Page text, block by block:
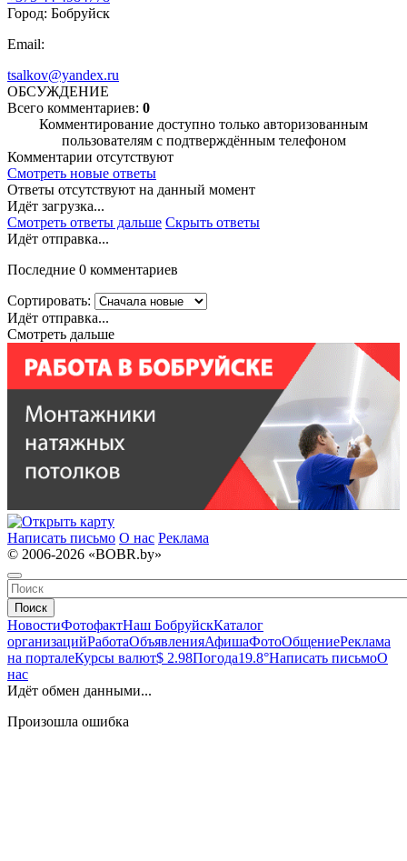
Город: Бобруйск
Email:
tsalkov@yandex.ru
ОБСУЖДЕНИЕ
Всего комментариев: 0
Комментирование доступно только авторизованным
пользователям с подтверждённым телефоном
Комментарии отсутствуют
Смотреть новые ответы
Ответы отсутствуют на данный момент
Идёт загрузка...
Смотреть ответы дальше Скрыть ответы
Идёт отправка...
Последние 0 комментариев
Сортировать:
Идёт отправка...
Смотреть дальше
Написать письмо О нас Реклама
© 2006-2026 «BOBR.by»
Поиск
НовостиФотофактНаш БобруйскКаталог
организацийРаботаОбъявленияАфишаФотоОбщениеРеклама
на порталеКурсы валют$ 2.98Погода19.8°Написать письмоО
нас
Идёт обмен данными...
Произошла ошибка